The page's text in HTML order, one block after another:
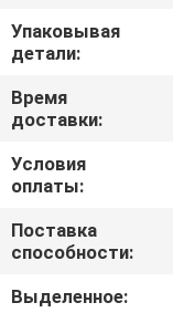
МЫ
СПРОСИТЕ
ЦИТАТУ
КАРТА
САЙТА
Упаковывая
детали:
Время
доставки:
Условия
оплаты:
Поставка
способности:
Выделенное: